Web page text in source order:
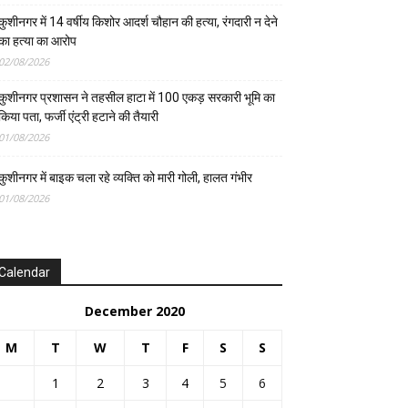
में 14 वर्षीय किशोर आदर्श चौहान की हत्या, रंगदारी न देने
हत्या का आरोप
08/2026
प्रशासन ने तहसील हाटा में 100 एकड़ सरकारी भूमि का
पता, फर्जी एंट्री हटाने की तैयारी
08/2026
में बाइक चला रहे व्यक्ति को मारी गोली, हालत गंभीर
08/2026
December 2020
M T W T F S S
1 2 3 4 5 6